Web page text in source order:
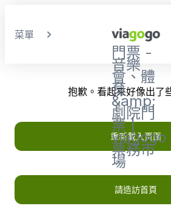
菜單
門票 -
音樂
會、體
育
&amp;
劇院門
票 |
viagogo
票務市
場
抱歉。看起來好像出了
重新載入頁面
請造訪首頁